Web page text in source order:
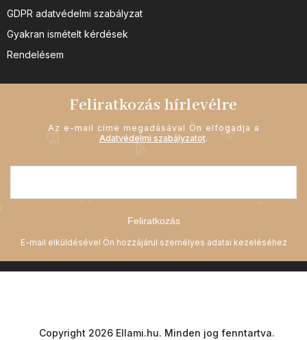
GDPR adatvédelmi szabályzat
Gyakran ismételt kérdések
Rendelésem
Feliratkozás hírlevélre
Az e-mail címe megadásával Ön elfogadja a
Adatvédelmi szabályzatot.
Feliratkozás
Copyright 2026 Ellami.hu. Minden jog fenntartva.